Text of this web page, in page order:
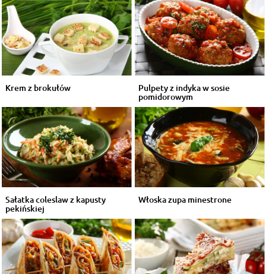
Krem z brokułów Pulpety z indyka w sosie
pomidorowym
Sałatka coleslaw z kapusty
pekińskiej
Włoska zupa minestrone